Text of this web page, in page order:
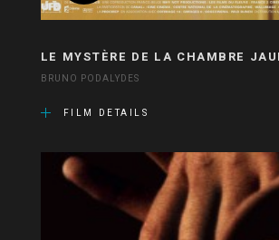
LE MYSTÈRE DE LA CHAMBRE
BRUNO PODALYDES
FILM DETAILS